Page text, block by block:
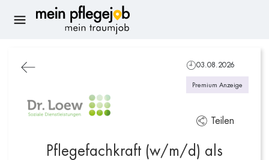
Pflegefachkraft (w/m/d) als
03.08.2026
Premium Anzeige
Teilen